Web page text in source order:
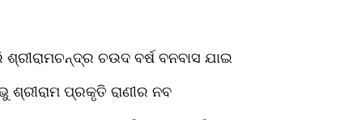
ଚଉଦ ବର୍ଷ ବନବାସ ଯାଇ
ପ୍ରକୃତି ରାଣୀର ନବ